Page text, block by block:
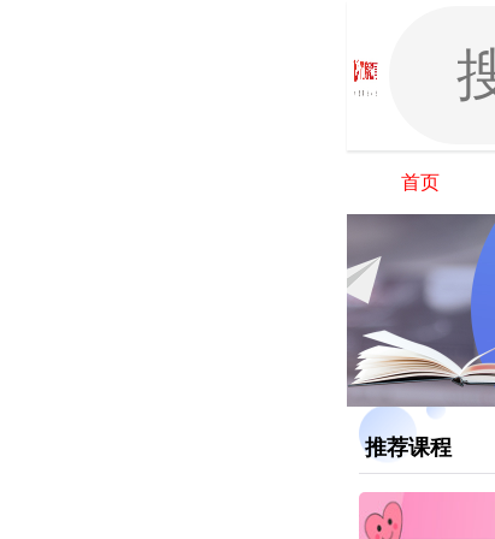
首页
推荐课程